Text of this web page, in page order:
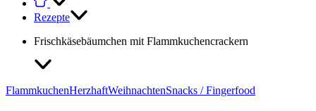
Rezepte
Frischkäsebäumchen mit Flammkuchencrackern
FlammkuchenHerzhaftWeihnachtenSnacks / Fingerfood